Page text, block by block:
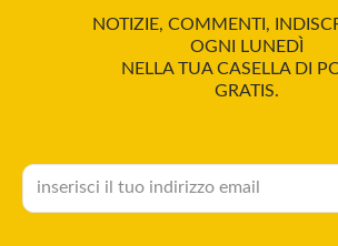
NOTIZIE, COMMENTI,
OGNI LUNEDÌ
NELLA TUA CASELLA DI
GRATIS.